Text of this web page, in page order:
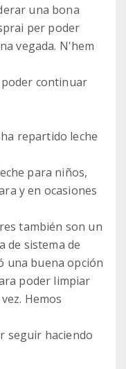
una bona
per poder
vegada. N'hem
continuar
repartido leche
para niños,
y en ocasiones
también son un
de sistema de
una buena opción
poder limpiar
Hemos
seguir haciendo